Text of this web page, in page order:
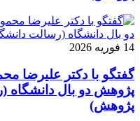
14 فوریه 2026
گفتگو با دکتر علیرضا
پژوهش دو بال دانشگاه
پژوهش)